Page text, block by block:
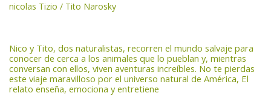
nicolas Tizio / Tito Narosky
Nico y Tito, dos naturalistas, recorren el mundo salvaje para
conocer de cerca a los animales que lo pueblan y, mientras
conversan con ellos, viven aventuras increíbles. No te pierdas
este viaje maravilloso por el universo natural de América, El
relato enseña, emociona y entretiene